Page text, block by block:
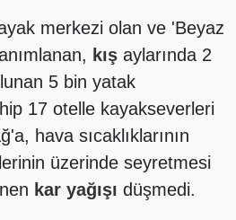
merkezi olan ve 'Beyaz
kışaylarında 2
5 bin yatak
17 otelle kayakseverleri
hava sıcaklıklarının
üzerinde seyretmesi
kar yağışı düşmedi.